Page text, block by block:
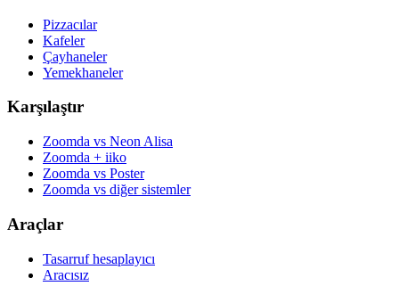
Pizzacılar
Kafeler
Çayhaneler
Yemekhaneler
Karşılaştır
Zoomda vs Neon Alisa
Zoomda + iiko
Zoomda vs Poster
Zoomda vs diğer sistemler
Araçlar
Tasarruf hesaplayıcı
Aracısız